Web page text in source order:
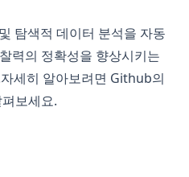
tab)
탐색적 데이터 분석을 자동
력의 정확성을 향상시키는
세히 알아보려면 Github의
보세요.